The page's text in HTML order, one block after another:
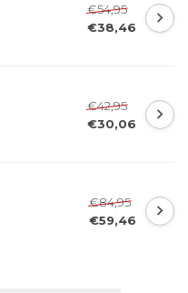
€54,95
€38,46
€42,95
€30,06
€84,95
€59,46